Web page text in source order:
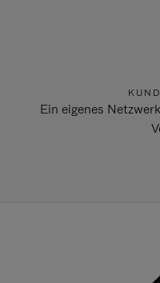
Ein eigenes